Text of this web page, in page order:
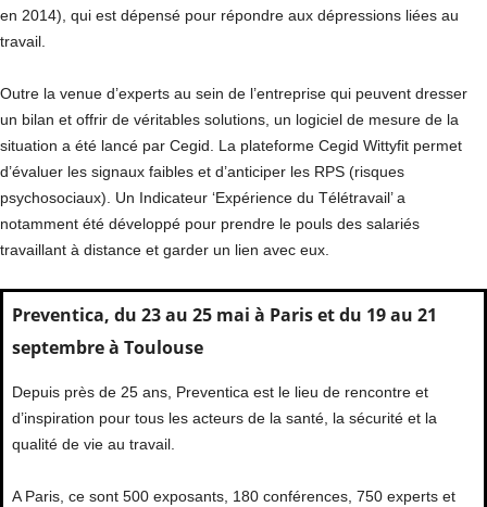
en 2014), qui est dépensé pour répondre aux dépressions liées au
travail.
Outre la venue d’experts au sein de l’entreprise qui peuvent dresser
un bilan et offrir de véritables solutions, un logiciel de mesure de la
situation a été lancé par Cegid. La plateforme Cegid Wittyfit permet
d’évaluer les signaux faibles et d’anticiper les RPS (risques
psychosociaux). Un Indicateur ‘Expérience du Télétravail’ a
notamment été développé pour prendre le pouls des salariés
travaillant à distance et garder un lien avec eux.
Preventica, du 23 au 25 mai à Paris et du 19 au 21
septembre à Toulouse
Depuis près de 25 ans, Preventica est le lieu de rencontre et
d’inspiration pour tous les acteurs de la santé, la sécurité et la
qualité de vie au travail.
A Paris, ce sont 500 exposants, 180 conférences, 750 experts et